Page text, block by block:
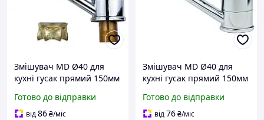
Змішувач MD Ø40 для
кухні гусак прямий 150мм
1B141C)
Готово до відправки
від86₴/міс
Змішувач MD Ø40 для
кухні гусак прямий 150мм
(MD-2B144C)
Готово до відправки
від76₴/міс